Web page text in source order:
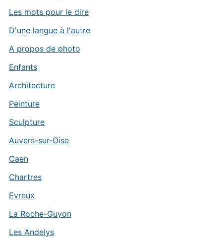
Les mots pour le dire
D'une langue à l'autre
A propos de photo
Enfants
Architecture
Peinture
Sculpture
Auvers-sur-Oise
Caen
Chartres
Evreux
La Roche-Guyon
Les Andelys